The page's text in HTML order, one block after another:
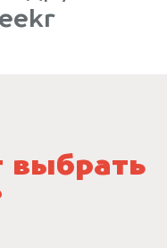
выбрать